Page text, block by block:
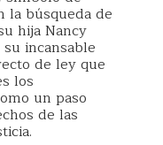
la búsqueda de
hija Nancy
incansable
de ley que
los
un paso
de las